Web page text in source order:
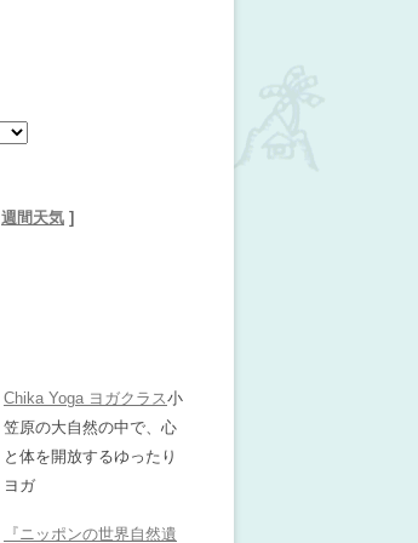
週間天気 ]
Chika Yoga ヨガクラス小
笠原の大自然の中で、心
と体を開放するゆったり
ヨガ
『ニッポンの世界自然遺